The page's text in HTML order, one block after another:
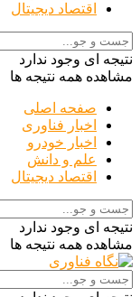
اقتصاد دیجیتال
نتیجه ای وجود ندارد
مشاهده همه نتیجه ها
صفحه اصلی
اخبار فناوری
اخبار خودرو
علم و دانش
اقتصاد دیجیتال
نتیجه ای وجود ندارد
مشاهده همه نتیجه ها